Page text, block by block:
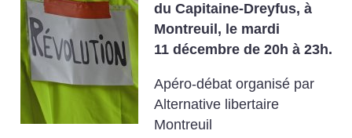
du Capitaine-Dreyfus, à
Montreuil, le mardi
11 décembre de 20h à 23h.
Apéro-débat organisé par
Alternative libertaire
Montreuil